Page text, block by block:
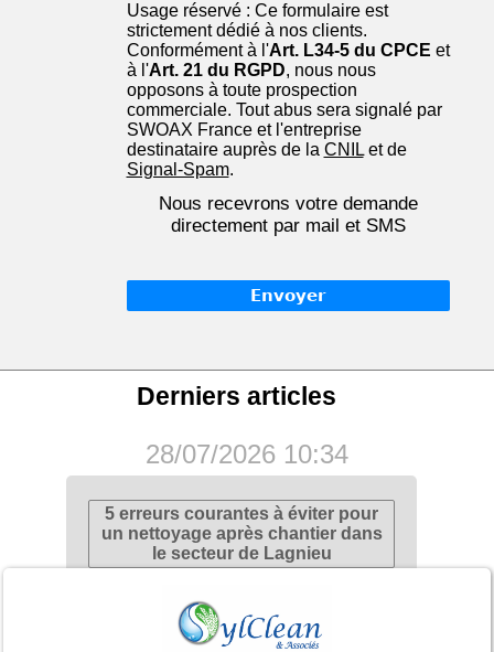
Usage réservé : Ce formulaire est
strictement dédié à nos clients.
Conformément à l'Art. L34-5 du CPCE et
à l'Art. 21 du RGPD, nous nous
opposons à toute prospection
commerciale. Tout abus sera signalé par
SWOAX France et l'entreprise
destinataire auprès de la CNILet de
Signal-Spam.
Nous recevrons votre demande
directement par mail et SMS
Derniers articles
28/07/2026 10:34
5 erreurs courantes à éviter pour
un nettoyage après chantier dans
le secteur de Lagnieu
14/07/2026 13:56